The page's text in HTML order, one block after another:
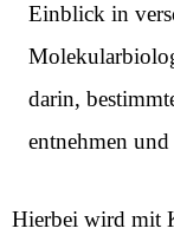
Einblick in
darin,
entnehmen
Hierbei wird mit